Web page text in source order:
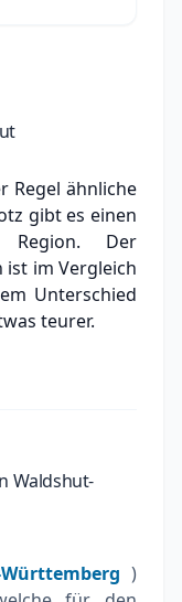
Regel ähnliche
gibt es einen
Region. Der
ist im Vergleich
Unterschied
teurer.
Waldshut-
)